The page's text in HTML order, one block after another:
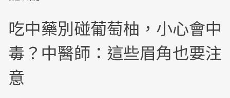
吃中藥別碰葡萄柚，小心會中
毒？中醫師：這些眉角也要注
意